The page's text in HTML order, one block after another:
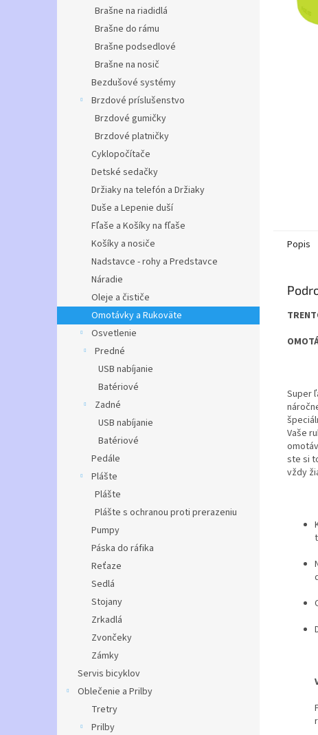
Brašne na riadidlá
Brašne do rámu
Brašne podsedlové
Brašne na nosič
Bezdušové systémy
Brzdové príslušenstvo
Brzdové gumičky
Brzdové platničky
Cyklopočítače
Detské sedačky
Držiaky na telefón a Držiaky
Duše a Lepenie duší
Fľaše a Košíky na fľaše
Košíky a nosiče
Nadstavce - rohy a Predstavce
Náradie
Oleje a čističe
Omotávky a Rukoväte
Osvetlenie
Predné
USB nabíjanie
Batériové
Zadné
USB nabíjanie
Batériové
Pedále
Plášte
Plášte
Plášte s ochranou proti prerazeniu
Pumpy
Páska do ráfika
Reťaze
Sedlá
Stojany
Zrkadlá
Zvončeky
Zámky
Servis bicyklov
Oblečenie a Prilby
Tretry
Prilby
Popis
Super
Vaše
ste si
vždy